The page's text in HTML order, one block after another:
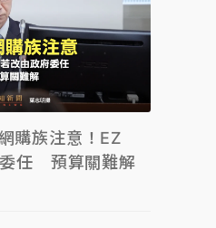
購族注意！EZ
任 預算關難解